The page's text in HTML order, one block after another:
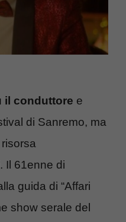
il conduttore e
di Sanremo, ma
Il 61enne di
guida di “Affari
show serale del